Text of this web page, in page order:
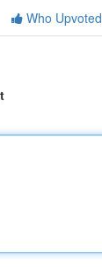
Who Upvoted